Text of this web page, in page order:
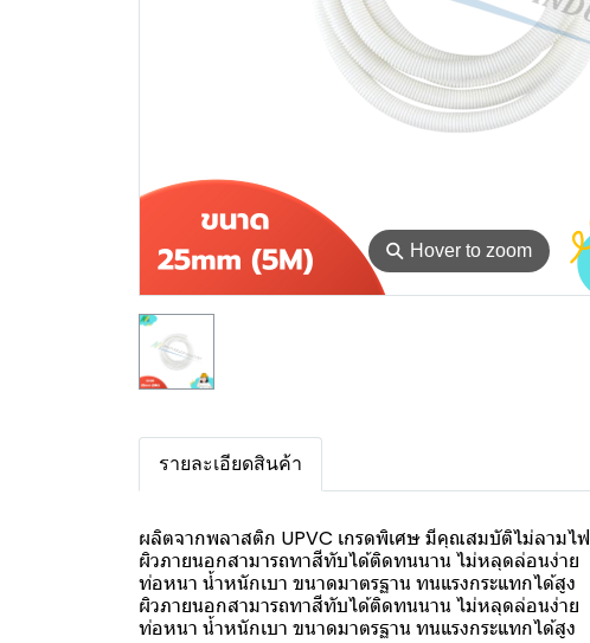
⚲ Hover to zoom
รายละเอียดสินค้า
ผลิตจากพลาสติก UPVC เกรดพิเศษ มีคุณสมบัติไม่ลามไฟ
ผิวภายนอกสามารถทาสีทับได้ติดทนนาน ไม่หลุดล่อนง่าย
ท่อหนา น้ำหนักเบา ขนาดมาตรฐาน ทนแรงกระแทกได้สูง
ผิวภายนอกสามารถทาสีทับได้ติดทนนาน ไม่หลุดล่อนง่าย
ท่อหนา น้ำหนักเบา ขนาดมาตรฐาน ทนแรงกระแทกได้สูง